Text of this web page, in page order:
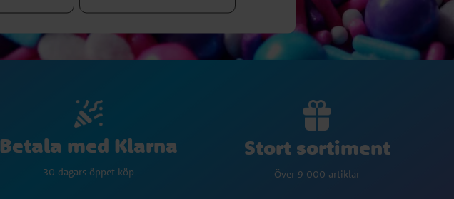
Betala med Klarna
30 dagars öppet köp
Stort sortiment
Över 9 000 artiklar